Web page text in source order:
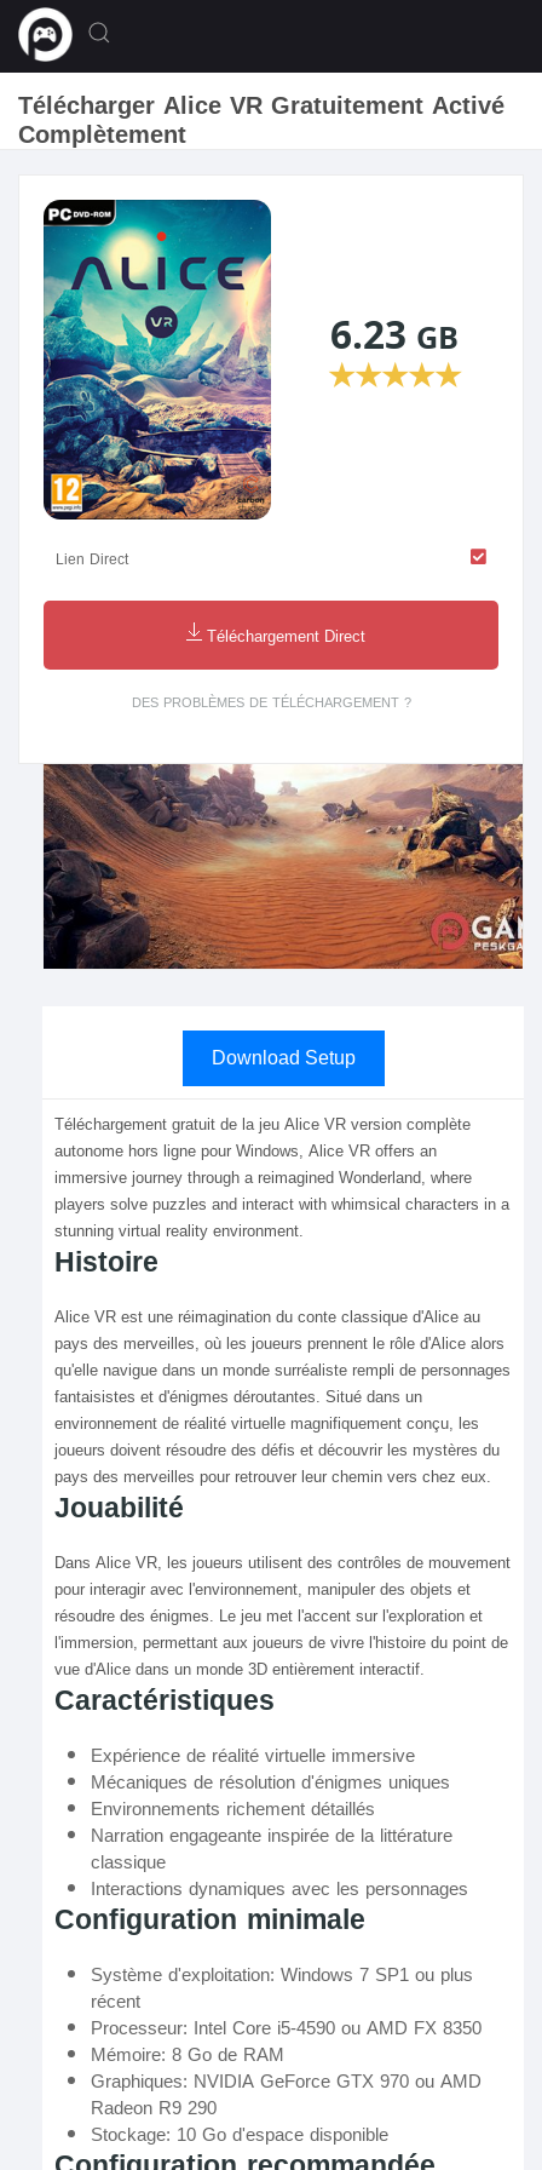
Télécharger Alice VR Gratuitement Activé
Complètement
Download Setup
Téléchargement gratuit de la jeu Alice VR version complète
autonome hors ligne pour Windows, Alice VR offers an
immersive journey through a reimagined Wonderland, where
players solve puzzles and interact with whimsical characters in a
stunning virtual reality environment.
Histoire
Alice VR est une réimagination du conte classique d'Alice au
pays des merveilles, où les joueurs prennent le rôle d'Alice alors
qu'elle navigue dans un monde surréaliste rempli de personnages
fantaisistes et d'énigmes déroutantes. Situé dans un
environnement de réalité virtuelle magnifiquement conçu, les
joueurs doivent résoudre des défis et découvrir les mystères du
pays des merveilles pour retrouver leur chemin vers chez eux.
Jouabilité
Dans Alice VR, les joueurs utilisent des contrôles de mouvement
pour interagir avec l'environnement, manipuler des objets et
résoudre des énigmes. Le jeu met l'accent sur l'exploration et
l'immersion, permettant aux joueurs de vivre l'histoire du point de
vue d'Alice dans un monde 3D entièrement interactif.
Caractéristiques
Expérience de réalité virtuelle immersive
Mécaniques de résolution d'énigmes uniques
Environnements richement détaillés
Narration engageante inspirée de la littérature
classique
Interactions dynamiques avec les personnages
Configuration minimale
Système d'exploitation: Windows 7 SP1 ou plus
récent
Processeur: Intel Core i5-4590 ou AMD FX 8350
Mémoire: 8 Go de RAM
Graphiques: NVIDIA GeForce GTX 970 ou AMD
Radeon R9 290
Stockage: 10 Go d'espace disponible
6.23 GB
★★★★★
Lien Direct
Téléchargement Direct
DES PROBLÈMES DE TÉLÉCHARGEMENT ?